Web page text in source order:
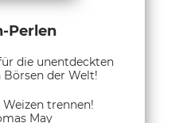
Perlen
die unentdeckten
Börsen der Welt!
trennen!
May